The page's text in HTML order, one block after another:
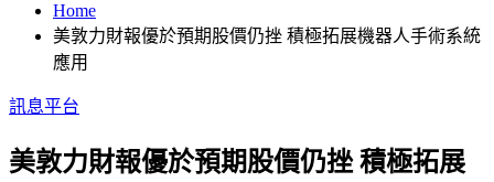
Home
美敦力財報優於預期股價仍挫 積極拓展機器人手術系統
應用
訊息平台
美敦力財報優於預期股價仍挫 積極拓展